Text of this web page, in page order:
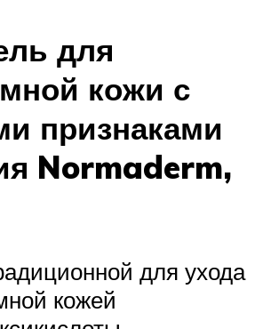
для
кожи с
признаками
Normaderm,
для ухода
кожей